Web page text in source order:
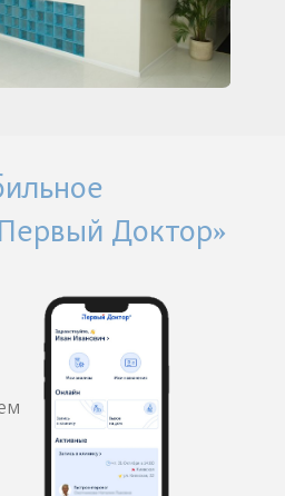
Доктор»